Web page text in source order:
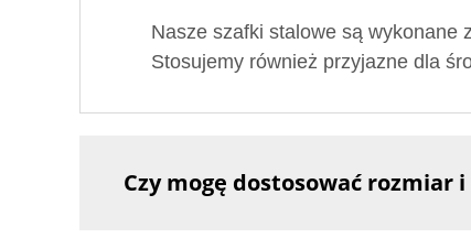
Nasze szafki stalowe są wykonane
Stosujemy również przyjazne dla
Czy mogę dostosować rozmiar